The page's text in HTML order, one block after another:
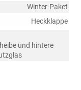
Winter-Paket
Heckklappe
und hintere